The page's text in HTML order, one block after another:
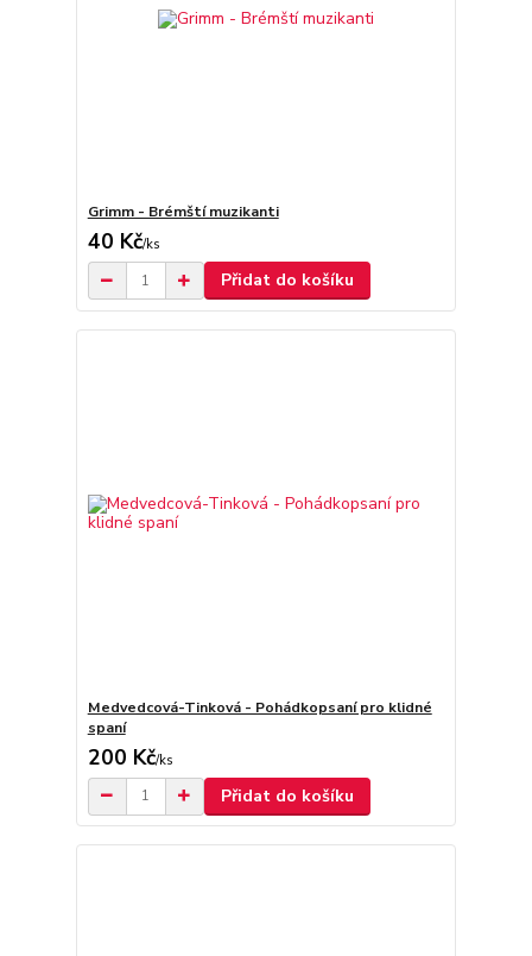
Grimm - Brémští muzikanti
40 Kč/ks
Přidat do košíku
Medvedcová-Tinková - Pohádkopsaní pro klidné
spaní
200 Kč/ks
Přidat do košíku